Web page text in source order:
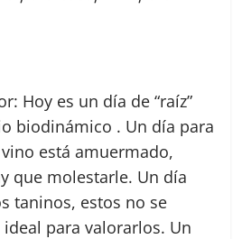
Hoy es un día de “raíz”
biodinámico . Un día para
está amuermado,
que molestarle. Un día
taninos, estos no se
para valorarlos. Un